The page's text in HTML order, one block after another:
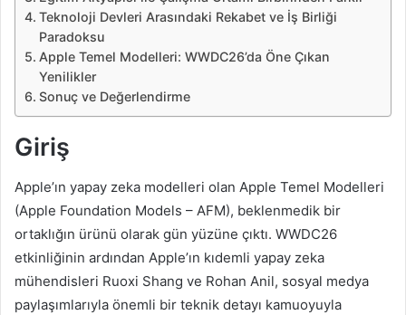
Teknoloji Devleri Arasındaki Rekabet ve İş Birliği
Paradoksu
Apple Temel Modelleri: WWDC26’da Öne Çıkan
Yenilikler
Sonuç ve Değerlendirme
Giriş
Apple’ın yapay zeka modelleri olan Apple Temel Modelleri
(Apple Foundation Models – AFM), beklenmedik bir
ortaklığın ürünü olarak gün yüzüne çıktı. WWDC26
etkinliğinin ardından Apple’ın kıdemli yapay zeka
mühendisleri Ruoxi Shang ve Rohan Anil, sosyal medya
paylaşımlarıyla önemli bir teknik detayı kamuoyuyla